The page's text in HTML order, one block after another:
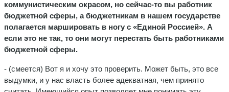
коммунистическим окрасом, но сейчас-то вы работник
бюджетной сферы, а бюджетникам в нашем государстве
полагается маршировать в ногу с «Единой Россией». А
если это не так, то они могут перестать быть работниками
бюджетной сферы.
- (смеется) Вот я и хочу это проверить. Может быть, это все
выдумки, и у нас власть более адекватная, чем принято